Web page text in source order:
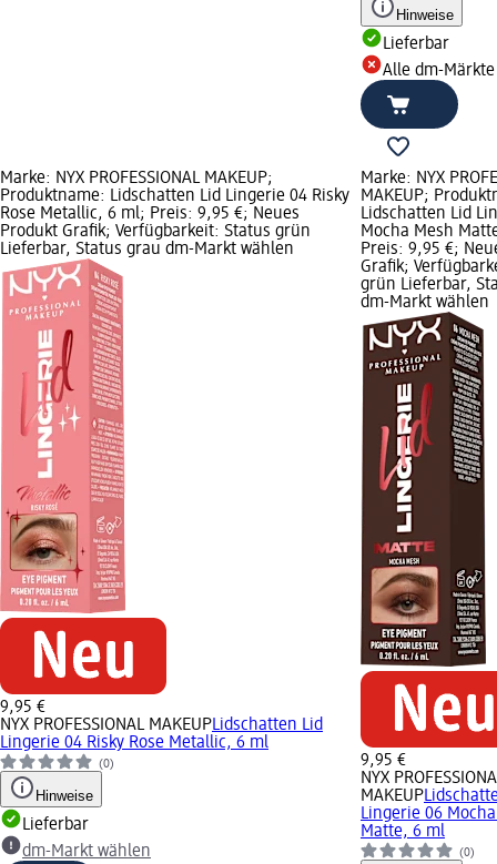
Hinweise
Lieferbar
Alle dm-Märkte
Marke: NYX PROFESSIONAL MAKEUP;
Produktname: Lidschatten Lid Lingerie 04 Risky
Rose Metallic, 6 ml; Preis: 9,95 €; Neues
Produkt Grafik; Verfügbarkeit: Status grün
Lieferbar, Status grau dm-Markt wählen
9,95 €
NYX PROFESSIONAL MAKEUPLidschatten Lid
Lingerie 04 Risky Rose Metallic, 6 ml
(0)
Hinweise
Lieferbar
dm-Markt wählen
Marke: NYX
MAKEUP;
Lidschatten Lid
Mocha Mesh
Preis: 9,95 €;
Grafik;
grün Lieferbar,
dm-Markt wählen
9,95 €
NYX
MAKEUP
Lingerie 06
Matte, 6 ml
(0)